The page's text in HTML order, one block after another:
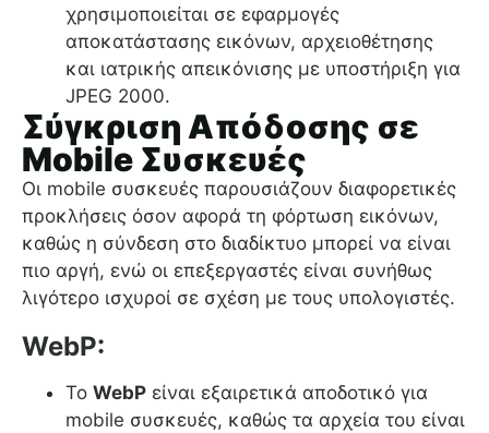
χρησιμοποιείται σε εφαρμογές
αποκατάστασης εικόνων, αρχειοθέτησης
και ιατρικής απεικόνισης με υποστήριξη για
JPEG 2000.
Σύγκριση Απόδοσης σε
Mobile Συσκευές
Οι mobile συσκευές παρουσιάζουν διαφορετικές
προκλήσεις όσον αφορά τη φόρτωση εικόνων,
καθώς η σύνδεση στο διαδίκτυο μπορεί να είναι
πιο αργή, ενώ οι επεξεργαστές είναι συνήθως
λιγότερο ισχυροί σε σχέση με τους υπολογιστές.
WebP:
Το WebP είναι εξαιρετικά αποδοτικό για
mobile συσκευές, καθώς τα αρχεία του είναι